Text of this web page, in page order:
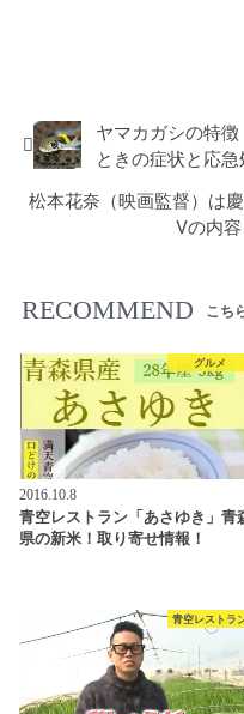
ヤマカガシの特
ときの症状と応
松本花奈（映画監督）は
Vの内
RECOMMEND こち
グルメ
2016.10.8
青空レストラン「あさゆき」青
県の新米！取り寄せ情報！
青空レストラ